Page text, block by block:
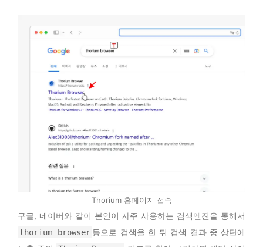
Thorium 홈페이지 접속
구글, 네이버와 같이 본인이 자주 사용하는 검색엔진을 통해서
thorium browser 등으로 검색을 한 뒤 검색 결과 중 상단에